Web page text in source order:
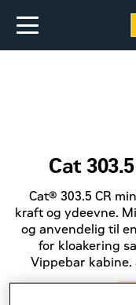
Cat
Cat® 303.5 CR
kraft og ydeevne.
og anvendelig til
for kloakering
Vippebar